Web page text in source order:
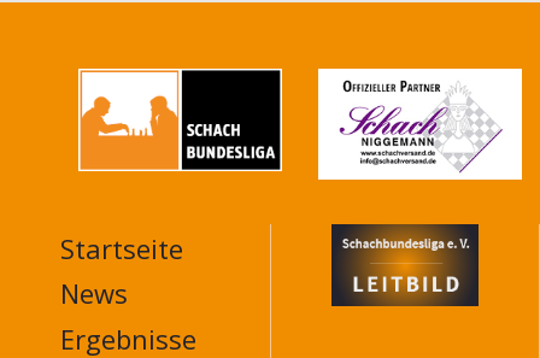
MAIN
NAVIGATION
FOOTER
Startseite
News
Ergebnisse